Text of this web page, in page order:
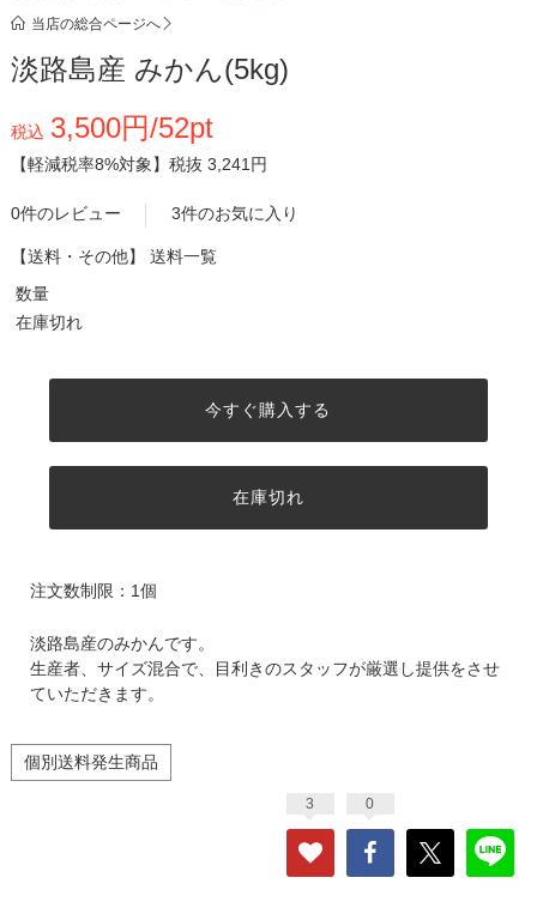
当店の総合ページへ
淡路島産 みかん(5kg)
税込 3,500円/52pt
【軽減税率8%対象】 税抜 3,241円
0件のレビュー 3件のお気に入り
【送料・その他】 送料一覧
数量
在庫切れ
今すぐ購入する
在庫切れ
注文数制限：1個
淡路島産のみかんです。
生産者、サイズ混合で、目利きのスタッフが厳選し提供をさせ
ていただきます。
個別送料発生商品
3 0